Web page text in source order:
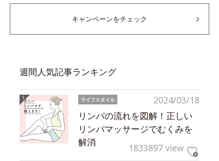
キャンペーンをチェック
週間人気記事ランキング
2024/03/18
ライフスタイル
リンパの流れを図解！正しい
リンパマッサージでむくみを
解消
1833897 view